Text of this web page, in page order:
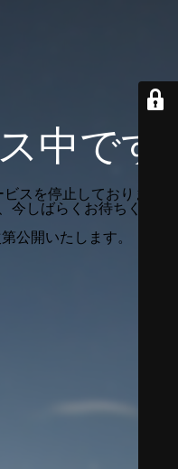
中です
スを停止しております。
今しばらくお待ちくださ
公開いたします。